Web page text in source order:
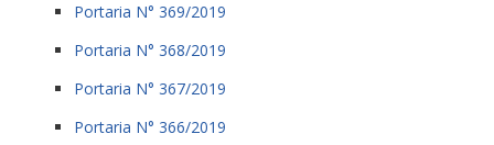
Portaria N° 369/2019
Portaria N° 368/2019
Portaria N° 367/2019
Portaria N° 366/2019